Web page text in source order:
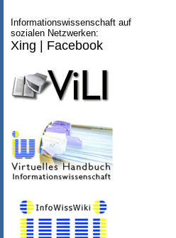
Informationswissenschaft auf
sozialen Netzwerken:
Xing Facebook